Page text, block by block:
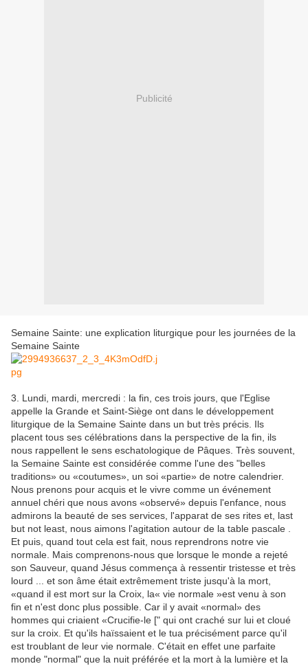
Publicité
Semaine Sainte: une explication liturgique pour les journées de la
Semaine Sainte
3. Lundi, mardi, mercredi : la fin, ces trois jours, que l'Eglise
appelle la Grande et Saint-Siège ont dans le développement
liturgique de la Semaine Sainte dans un but très précis. Ils
placent tous ses célébrations dans la perspective de la fin, ils
nous rappellent le sens eschatologique de Pâques. Très souvent,
la Semaine Sainte est considérée comme l'une des "belles
traditions» ou «coutumes», un soi «partie» de notre calendrier.
Nous prenons pour acquis et le vivre comme un événement
annuel chéri que nous avons «observé» depuis l'enfance, nous
admirons la beauté de ses services, l'apparat de ses rites et, last
but not least, nous aimons l'agitation autour de la table pascale .
Et puis, quand tout cela est fait, nous reprendrons notre vie
normale. Mais comprenons-nous que lorsque le monde a rejeté
son Sauveur, quand Jésus commença à ressentir tristesse et très
lourd ... et son âme était extrêmement triste jusqu'à la mort,
«quand il est mort sur la Croix, la« vie normale »est venu à son
fin et n'est donc plus possible. Car il y avait «normal» des
hommes qui criaient «Crucifie-le [" qui ont craché sur lui et cloué
sur la croix. Et qu'ils haïssaient et le tua précisément parce qu'il
est troublant de leur vie normale. C'était en effet une parfaite
monde "normal" que la nuit préférée et la mort à la lumière et la